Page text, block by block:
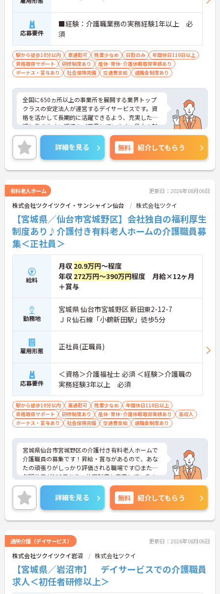
い待遇と福利厚生が魅力です】
・頑張りをしっかり還元する過去実績最大185万円
の賞与や配偶者・お子様への手厚い扶養手当を支給
しています
S」や勤続3年以上の退職金制度を完備しています
・社内規定の範囲内で髪色や髪型をはじめネイルや
まつげエクステが自由であり自分らしさを大切に働
けます
と多彩な研修で専門性を高めます 】
・入社後1年間は専門のチューター（指導担当者）
がマンツーマンで手厚くフォローするため新しい環
境でも安心です
・資格手当の支給や公的資格取得・自己啓発支援制
度を通じて有資格者のさらなるステップアップを後
押しします
・階層別研修や所属先以外の事業所で行う交換研修
サポートしています
応募要件
■経験：介護職業務の実務経験1年以上 必
須
駅から徒歩10分以内 車通勤可 残業少なめ 日勤のみ
年間休日110日以上
資格取得サポート
研修制度あり
産休･育休･介護休暇取得実績あり
ボーナス・賞与あり
社会保険完備 交通費支給 退職金制度あり
全国に650ヵ所以上の事業所を展開する業界トップ
クラスの安定法人が運営するデイサービスです。資
格を活かして長期的に活躍できるよう、充実した待
遇と働きやすい環境をご用意しています。最大の魅
力は夜勤なしの日勤のみで年間休日は119日しっか
り確保できる点にあります。毎月付与されるリフレ
ッシュ休暇を利用して連休の取得も可能です。ま
た、子育てサポート企業として「くるみん認定」を
取得しており、こども休暇や充実した扶養手当など
入社後1年間は専用のチューターがつき手厚くフォ
ローするため、新しい環境への不安を軽減できま
す。最大185万円の賞与支給の実績や、宿泊費補助
等の独自の福利厚生制度も備わっており、有資格者
の方がご自身の個性を大切にしながらやりがいを持
って働き続けられるおすすめの職場です。
★おすすめPOINT★
をつけて働ける環境です】
・身体への負担が少ない夜勤なしの勤務で年間休日
119日がしっかりと確保されています
・子育てサポート企業として「くるみん認定」を取
得しており未就学児向けのこども休暇など支援体制
が万全です
【賞与実績最大185万円◎大手法人ならではの手厚
い待遇と福利厚生が魅力です】
・頑張りをしっかり還元する過去実績最大185万円
の賞与や配偶者・お子様への手厚い扶養手当を支給
しています
S」や勤続3年以上の退職金制度を完備しています
・社内規定の範囲内で髪色や髪型をはじめネイルや
まつげエクステが自由であり自分らしさを大切に働
けます
と多彩な研修で専門性を高めます 】
・入社後1年間は専門のチューター（指導担当者）
がマンツーマンで手厚くフォローするため新しい環
境でも安心です
・資格手当の支給や公的資格取得・自己啓発支援制
度を通じて有資格者のさらなるステップアップを後
押しします
・階層別研修や所属先以外の事業所で行う交換研修
サポートしています
詳細を見る 無料 紹介してもらう
有料老人ホーム 更新日：2026年08月06日
株式会社ツクイツクイ・サンシャイン仙台 株式会社ツクイ
【宮城県／仙台市宮城野区】会社独自の福利厚生
制度あり♪介護付き有料老人ホームの介護職員募
集＜正社員＞
給料
月収 20.9万円～程度
年収 272万円～390万円程度 月給×12ヶ月
＋賞与
勤務地
宮城県 仙台市宮城野区 新田東2-12-7
ＪＲ仙石線「小鶴新田駅」徒歩5分
雇用形態 正社員(正職員)
応募要件
＜資格＞介護福祉士 必須 ＜経験＞介護職の
実務経験3年以上 必須
駅から徒歩10分以内 車通勤可 残業少なめ
年間休日110日以上
資格取得サポート
研修制度あり 産休･育休･介護休暇取得実績あり
高収入
ボーナス・賞与あり
社会保険完備 交通費支給 退職金制度あり
宮城県仙台市宮城野区の介護付き有料老人ホームで
介護職員の募集です！昇給・賞与があるので、あな
たの頑張りがしっかり評価される職場です◎また、
年間休日が119日あり、休暇制度も充実しているの
で、仕事とプライベートを両立しやすい職場です♪
育児短時間勤務制度などもあるので、ご家族のいる
方でも安心して働くことができます！ご興味のある
方は、面接ポイントをお伝えしますので、お気軽に
ご連絡ください。
詳細を見る 無料 紹介してもらう
通所介護（デイサービス） 更新日：2026年08月06日
株式会社ツクイツクイ岩沼 株式会社ツクイ
【宮城県／岩沼市】 デイサービスでの介護職員
求人＜初任者研修以上＞